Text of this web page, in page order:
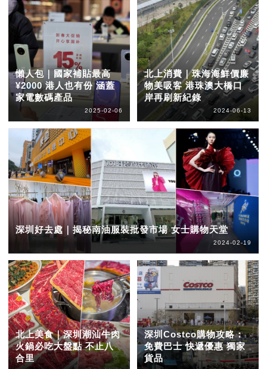
懶人包｜國家補貼最高
¥2000 港人也有份 涵蓋
家電數碼產品
2025-02-06
北上消費｜珠海海鮮價廉
物美吸客 港珠澳大橋口
岸再刷新紀錄
2024-06-13
深圳好去處｜揭秘南油服裝批發市場 女士購物天堂
2024-02-19
北上美食｜深圳潮汕牛肉
火鍋必吃大盤點 不止八
合里
深圳Costco購物攻略：
免費巴士 快遞優惠 獨家
貨品